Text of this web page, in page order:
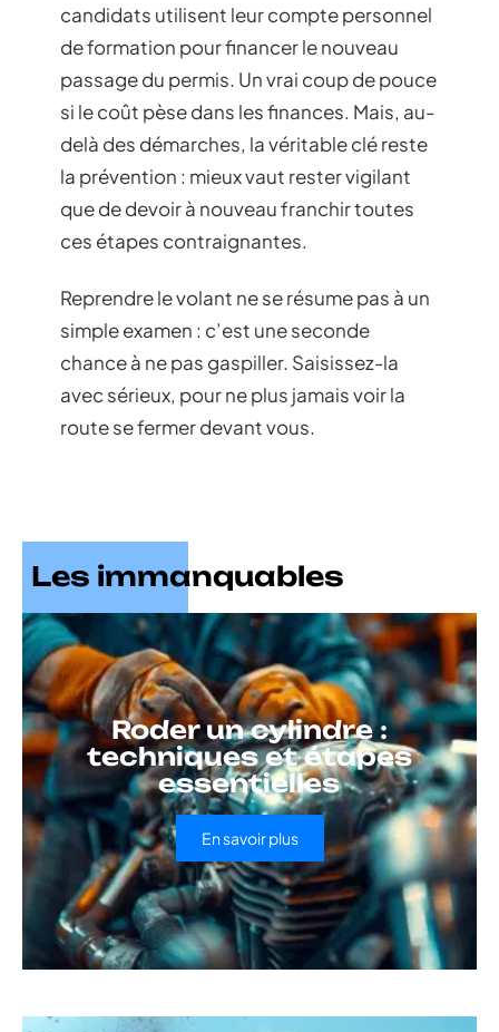
candidats utilisent leur compte personnel
de formation pour financer le nouveau
passage du permis. Un vrai coup de pouce
si le coût pèse dans les finances. Mais, au-
delà des démarches, la véritable clé reste
la prévention : mieux vaut rester vigilant
que de devoir à nouveau franchir toutes
ces étapes contraignantes.
Reprendre le volant ne se résume pas à un
simple examen : c’est une seconde
chance à ne pas gaspiller. Saisissez-la
avec sérieux, pour ne plus jamais voir la
route se fermer devant vous.
Les immanquables
Roder un cylindre :
techniques et étapes
essentielles
En savoir plus